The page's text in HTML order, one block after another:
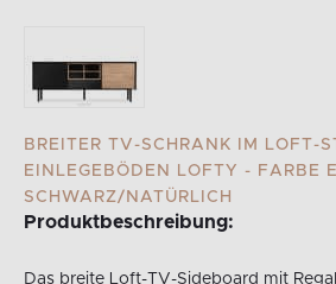
BREITER TV-SCHRANK IM LOFT-
EINLEGEBÖDEN LOFTY - FARBE
SCHWARZ/NATÜRLICH
Produktbeschreibung:
Das breite Loft-TV-Sideboard mit